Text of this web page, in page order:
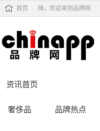
首页 嗨，欢迎来到品牌网
资讯首页
奢侈品 品牌热点